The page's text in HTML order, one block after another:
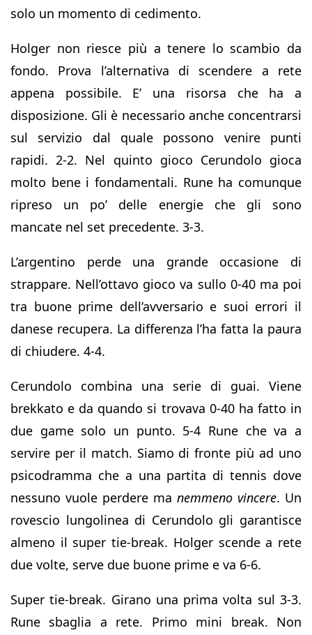
solo un momento di cedimento.
Holger non riesce più a tenere lo scambio da
fondo. Prova l’alternativa di scendere a rete
appena possibile. E’ una risorsa che ha a
disposizione. Gli è necessario anche concentrarsi
sul servizio dal quale possono venire punti
rapidi. 2-2. Nel quinto gioco Cerundolo gioca
molto bene i fondamentali. Rune ha comunque
ripreso un po’ delle energie che gli sono
mancate nel set precedente. 3-3.
L’argentino perde una grande occasione di
strappare. Nell’ottavo gioco va sullo 0-40 ma poi
tra buone prime dell’avversario e suoi errori il
danese recupera. La differenza l’ha fatta la paura
di chiudere. 4-4.
Cerundolo combina una serie di guai. Viene
brekkato e da quando si trovava 0-40 ha fatto in
due game solo un punto. 5-4 Rune che va a
servire per il match. Siamo di fronte più ad uno
psicodramma che a una partita di tennis dove
nessuno vuole perdere ma nemmeno vincere. Un
rovescio lungolinea di Cerundolo gli garantisce
almeno il super tie-break. Holger scende a rete
due volte, serve due buone prime e va 6-6.
Super tie-break. Girano una prima volta sul 3-3.
Rune sbaglia a rete. Primo mini break. Non